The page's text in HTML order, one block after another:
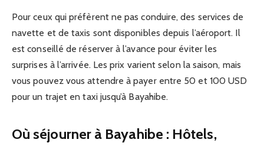
Pour ceux qui préfèrent ne pas conduire, des services de
navette et de taxis sont disponibles depuis l’aéroport. Il
est conseillé de réserver à l’avance pour éviter les
surprises à l’arrivée. Les prix varient selon la saison, mais
vous pouvez vous attendre à payer entre 50 et 100 USD
pour un trajet en taxi jusqu’à Bayahibe.
Où séjourner à Bayahibe : Hôtels,